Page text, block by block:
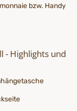
bzw. Handy
- Highlights und